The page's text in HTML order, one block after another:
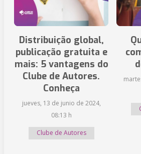
Distribuição global,
publicação gratuita e
mais: 5 vantagens do
Clube de Autores.
Conheça
jueves, 13 de junio de 2024,
08:13 h
Clube de Autores